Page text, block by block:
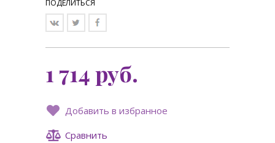
ПОДЕЛИТЬСЯ
Добавить в избранное
Сравнить
1 714руб.